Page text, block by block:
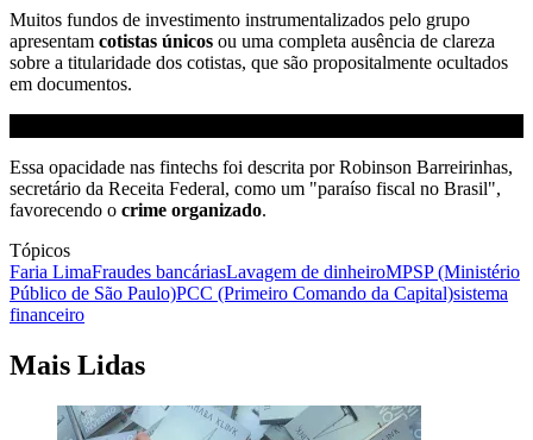
Muitos fundos de investimento instrumentalizados pelo grupo
apresentam cotistas únicos ou uma completa ausência de clareza
sobre a titularidade dos cotistas, que são propositalmente ocultados
em documentos.
Essa opacidade nas fintechs foi descrita por Robinson Barreirinhas,
secretário da Receita Federal, como um "paraíso fiscal no Brasil",
favorecendo o crime organizado.
Tópicos
Faria LimaFraudes bancáriasLavagem de dinheiroMPSP (Ministério
Público de São Paulo)PCC (Primeiro Comando da Capital)sistema
financeiro
Mais Lidas